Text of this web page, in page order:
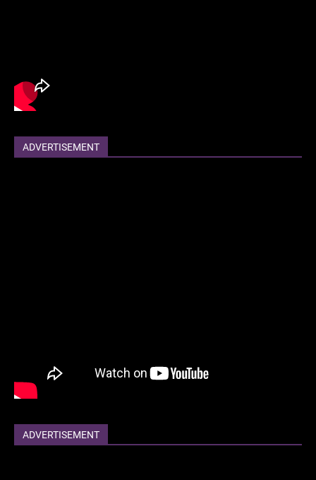
ADVERTISEMENT
ADVERTISEMENT